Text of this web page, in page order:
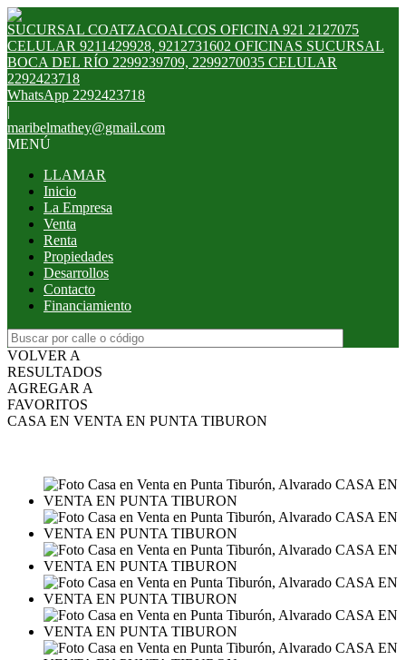
SUCURSAL COATZACOALCOS OFICINA 921 2127075
CELULAR 9211429928, 9212731602 OFICINAS SUCURSAL
BOCA DEL RÍO 2299239709, 2299270035 CELULAR
2292423718
WhatsApp 2292423718
|
maribelmathey@gmail.com
MENÚ
LLAMAR
Inicio
La Empresa
Venta
Renta
Propiedades
Desarrollos
Contacto
Financiamiento
VOLVER A
RESULTADOS
AGREGAR A
FAVORITOS
CASA EN VENTA EN PUNTA TIBURON